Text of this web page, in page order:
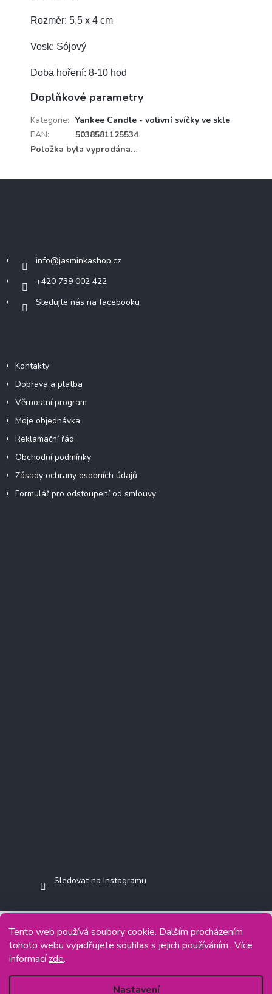
Tento web používá soubory cookie. Dalším procházením
tohoto webu vyjadřujete souhlas s jejich používáním.. Více
informacízde.
Nastavení
Rozměr: 5,5 x 4 cm
Vosk: Sójový
Doba hoření: 8-10 hod
Doplňkové parametry
Kategorie: Yankee Candle - votivní svíčky ve skle
EAN:
5038581125534
Položka byla vyprodána…
info@jasminkashop.cz
+420 739 002 422
Sledujte nás na facebooku
Kontakty
Doprava a platba
Věrnostní program
Moje objednávka
Reklamační řád
Obchodní podmínky
Zásady ochrany osobních údajů
Formulář pro odstoupení od smlouvy
Sledovat na Instagramu
Copyright 2026Jasminkashop.cz. Všechna práva vyhrazena.